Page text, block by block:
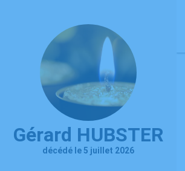
Gérard HUBSTER
décédé le 5 juillet 2026